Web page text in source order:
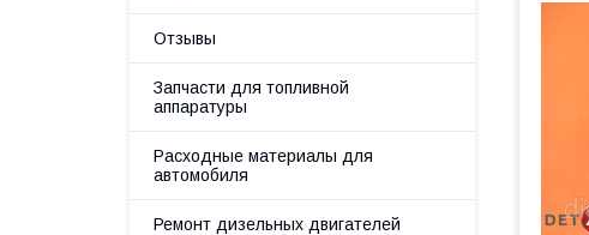
Отзывы
Запчасти для топливной
аппаратуры
Расходные материалы для
автомобиля
Ремонт дизельных двигателей